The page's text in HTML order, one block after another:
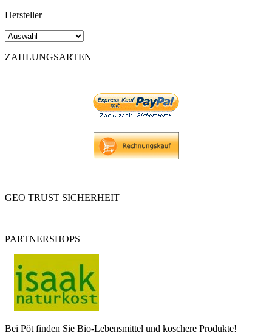
Hersteller
ZAHLUNGSARTEN
GEO TRUST SICHERHEIT
PARTNERSHOPS
Bei Pöt finden Sie Bio-Lebensmittel und koschere Produkte!